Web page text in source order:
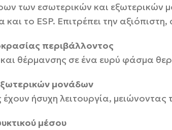
των εσωτερικών και εξωτερικών
και το ESP. Επιτρέπει την
περιβάλλοντος
θέρμανσης σε ένα ευρύ φάσμα
μονάδων
ήσυχη λειτουργία,
μέσου